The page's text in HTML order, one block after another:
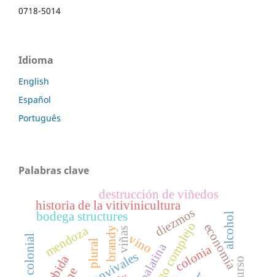
0718-5014
Idioma
English
Español
Português
Palabras clave
vino
plural brandy
bodega structures
coloniaeconomía
historia de la vitivinicultura
diezmos
mendoza viñas
destrucción de viñedos
alcohol